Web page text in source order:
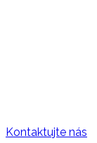
Kontaktujte nás